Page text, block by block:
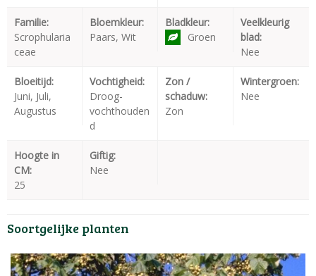
Familie:
Scrophularia
ceae
Bloemkleur:
Paars, Wit
Bladkleur:
Groen
Veelkleurig
blad:
Nee
Bloeitijd:
Juni, Juli,
Augustus
Vochtigheid:
Droog-
vochthouden
d
Zon /
schaduw:
Zon
Wintergroen:
Nee
Hoogte in
CM:
25
Giftig:
Nee
Soortgelijke planten